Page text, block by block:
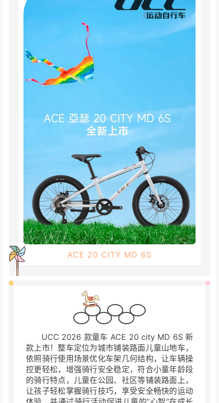
ACE 20 CITY MD 6S
UCC 2026 款童车 ACE 20 city MD 6S 新
款上市！整车定位为城市铺装路面儿童山地车，
依照骑行使用场景优化车架几何结构，让车辆操
控更轻松，增强骑行安全稳定，符合小童年龄段
的骑行特点，儿童在公园、社区等铺装路面上，
让孩子轻松掌握骑行技巧，享受安全畅快的运动